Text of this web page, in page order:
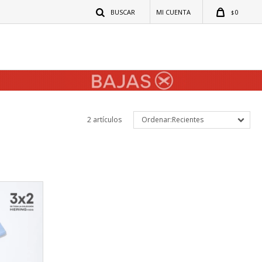
$0
2 artículos Recientes